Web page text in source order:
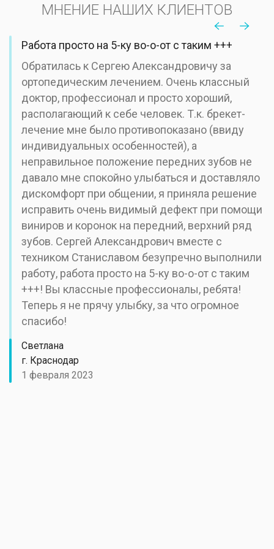
МНЕНИЕ НАШИХ КЛИЕНТОВ
Работа просто на 5-ку во-о-от с таким +++
Обратилась к Сергею Александровичу за
ортопедическим лечением. Очень классный
доктор, профессионал и просто хороший,
располагающий к себе человек. Т.к. брекет-
лечение мне было противопоказано (ввиду
индивидуальных особенностей), а
неправильное положение передних зубов не
давало мне спокойно улыбаться и доставляло
дискомфорт при общении, я приняла решение
исправить очень видимый дефект при помощи
виниров и коронок на передний, верхний ряд
зубов. Сергей Александрович вместе с
техником Станиславом безупречно выполнили
работу, работа просто на 5-ку во-о-от с таким
+++! Вы классные профессионалы, ребята!
Теперь я не прячу улыбку, за что огромное
спасибо!
Светлана
г. Краснодар
1 февраля 2023